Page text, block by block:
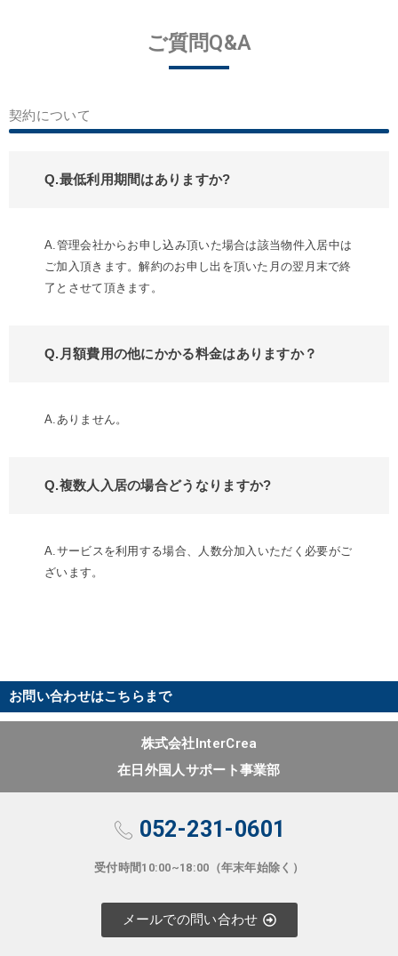
ご質問Q&A
契約について
Q.最低利用期間はありますか?
A.管理会社からお申し込み頂いた場合は該当物件入居中は
ご加入頂きます。解約のお申し出を頂いた月の翌月末で終
了とさせて頂きます。
Q.月額費用の他にかかる料金はありますか？
A.ありません。
Q.複数人入居の場合どうなりますか?
A.サービスを利用する場合、人数分加入いただく必要がご
ざいます。
お問い合わせはこちらまで
株式会社InterCrea
在日外国人サポート事業部
052-231-0601
受付時間10:00~18:00（年末年始除く）
メールでの問い合わせ